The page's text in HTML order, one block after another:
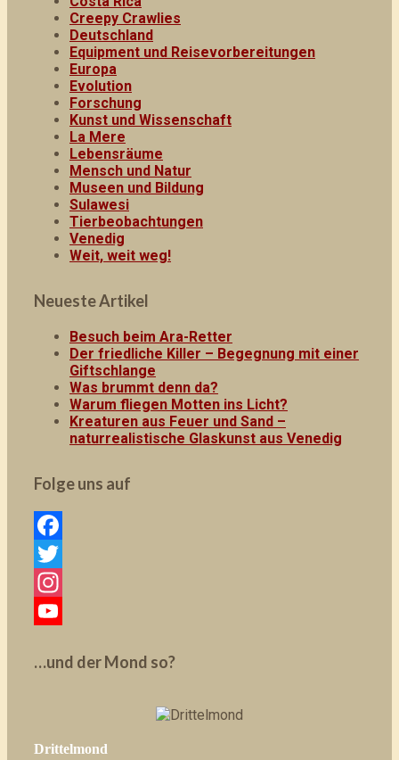
Creepy Crawlies
Deutschland
Equipment und Reisevorbereitungen
Europa
Evolution
Forschung
Kunst und Wissenschaft
La Mere
Lebensräume
Mensch und Natur
Museen und Bildung
Sulawesi
Tierbeobachtungen
Venedig
Weit, weit weg!
Neueste Artikel
Besuch beim Ara-Retter
Der friedliche Killer – Begegnung mit einer
Giftschlange
Was brummt denn da?
Warum fliegen Motten ins Licht?
Kreaturen aus Feuer und Sand –
naturrealistische Glaskunst aus Venedig
Folge uns auf
F
a
c
b
k
T
w
t
r
s
g
o
u
…und der Mond so?
Drittelmond